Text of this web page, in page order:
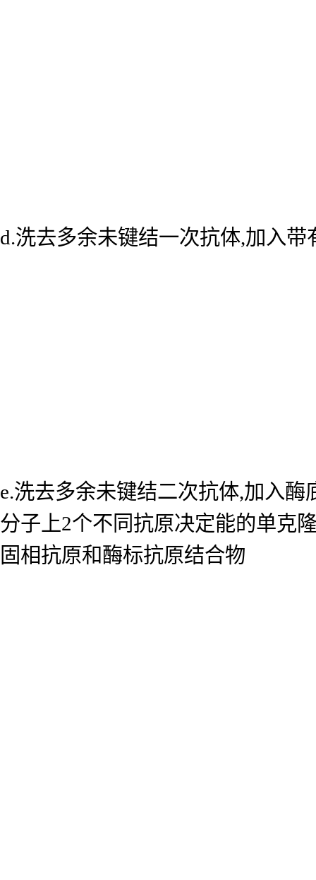
d.洗去多余未键结一次抗体,加入
e.洗去多余未键结二次抗体,加入
分子上2个不同抗原决定能的单克
固相抗原和酶标抗原结合物